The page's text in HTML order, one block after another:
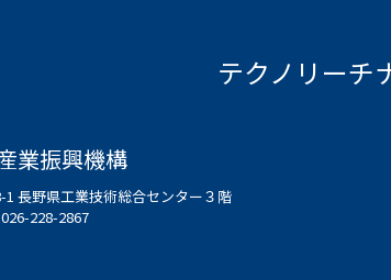
テクノリーチ
業振興機構
1 長野県工業技術総合センター３階
228-2867